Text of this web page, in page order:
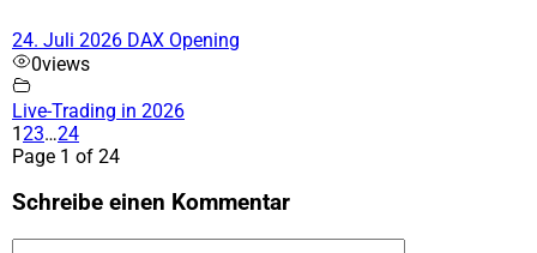
24. Juli 2026 DAX Opening
0views
Live-Trading in 2026
123…24
Page 1 of 24
Schreibe einen Kommentar